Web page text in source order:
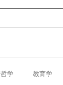
哲学 教育学